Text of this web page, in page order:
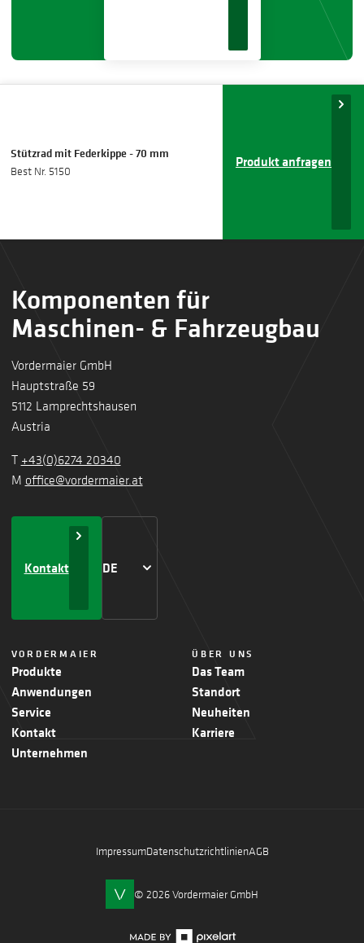
Stützrad mit Federkippe - 70 mm
Best Nr. 5150
Produkt anfragen
Komponenten für
Maschinen- & Fahrzeugbau
Vordermaier GmbH
Hauptstraße 59
5112 Lamprechtshausen
Austria
T +43(0)6274 20340
M office@vordermaier.at
Kontakt DE
VORDERMAIER
Produkte
Anwendungen
Service
Kontakt
Unternehmen
ÜBER UNS
Das Team
Standort
Neuheiten
Karriere
ImpressumDatenschutzrichtlinienAGB
© 2026 Vordermaier GmbH